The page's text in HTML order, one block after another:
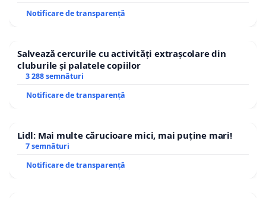
Notificare de transparență
Salvează cercurile cu activități extrașcolare din
cluburile și palatele copiilor
3 288 semnături
Notificare de transparență
Lidl: Mai multe cărucioare mici, mai puține mari!
7 semnături
Notificare de transparență